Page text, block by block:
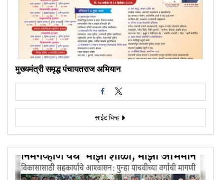
मुख्यमंत्री समृद्ध पंचायतराज अभियान
साईट चिन्ह